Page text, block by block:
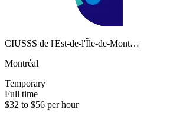
CIUSSS de l'Est-de-l'Île-de-Mont…
Montréal
Temporary
Full time
$32 to $56 per hour